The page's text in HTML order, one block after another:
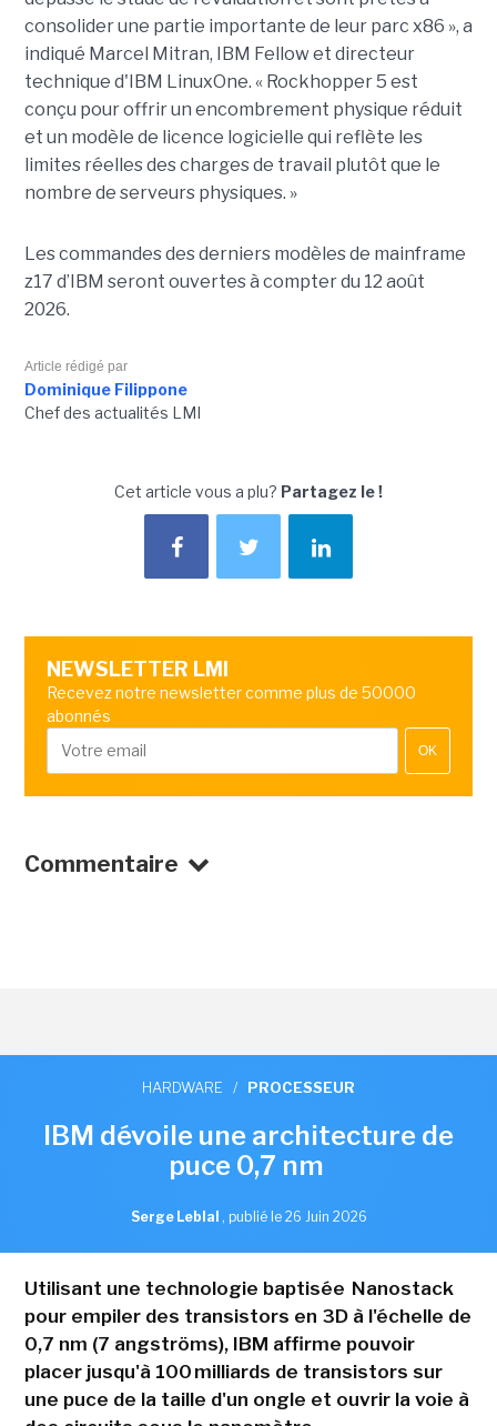
consolider une partie importante de leur parc x86 », a
indiqué Marcel Mitran, IBM Fellow et directeur
technique d'IBM LinuxOne. « Rockhopper 5 est
conçu pour offrir un encombrement physique réduit
et un modèle de licence logicielle qui reflète les
limites réelles des charges de travail plutôt que le
nombre de serveurs physiques. »
Les commandes des derniers modèles de mainframe
z17 d’IBM seront ouvertes à compter du 12 août
2026.
Article rédigé par
Dominique Filippone
Chef des actualités LMI
Cet article vous a plu? Partagez le !
NEWSLETTER LMI
Recevez notre newsletter comme plus de 50000
abonnés
OK
Commentaire
HARDWARE / PROCESSEUR
IBM dévoile une architecture de
puce 0,7 nm
Serge Leblal , publié le 26 Juin 2026
Utilisant une technologie baptisée Nanostack
pour empiler des transistors en 3D à l'échelle de
0,7 nm (7 angströms), IBM affirme pouvoir
placer jusqu'à 100 milliards de transistors sur
une puce de la taille d'un ongle et ouvrir la voie à